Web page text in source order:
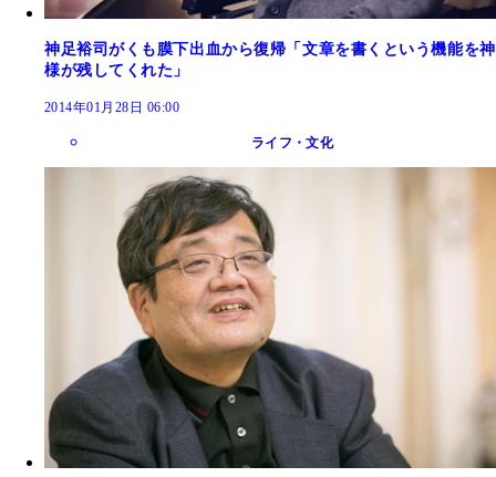
神足裕司がくも膜下出血から復帰「文章を書くという機能を神
様が残してくれた」
2014年01月28日 06:00
ライフ・文化